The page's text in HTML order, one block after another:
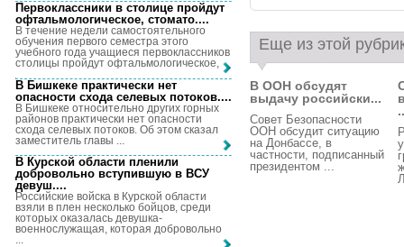
Еще из этой
В ООН обсудят
выдачу российски...
Совет Безопасности
ООН обсудит ситуацию
на Донбассе, в
частности, подписанный
президентом ...
Первоклассники в столице пройдут
офтальмологическое, стомато....
В течение недели самостоятельного
обучения первого семестра этого
учебного года учащиеся первоклассников
столицы пройдут офтальмологическое, ...
В Бишкеке практически нет
опасности схода селевых потоков....
В Бишкеке относительно других горных
районов практически нет опасности
схода селевых потоков. Об этом сказал
заместитель главы ...
В Курской области пленили
добровольно вступившую в ВСУ
девуш....
Российские войска в Курской области
взяли в плен несколько бойцов, среди
которых оказалась девушка-
военнослужащая, которая добровольно
...